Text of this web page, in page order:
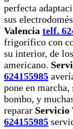
perfecta
sus
Valencia telf.
frigorífico con
su interior, de
americano.
624155985
pone en marcha,
bombo, y
reparar Servicio
624155985